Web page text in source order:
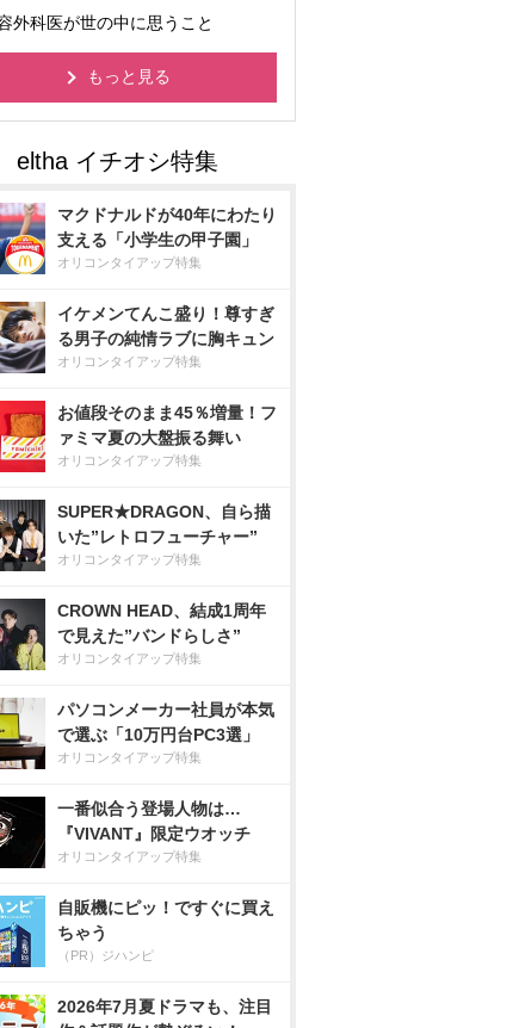
外科医が世の中に思うこと
もっと見る
マクドナルドが40年にわたり
支える「小学生の甲子園」
オリコンタイアップ特集
イケメンてんこ盛り！尊すぎ
る男子の純情ラブに胸キュン
オリコンタイアップ特集
お値段そのまま45％増量！フ
ァミマ夏の大盤振る舞い
オリコンタイアップ特集
SUPER★DRAGON、自ら描
いた”レトロフューチャー”
オリコンタイアップ特集
CROWN HEAD、結成1周年
で見えた”バンドらしさ”
オリコンタイアップ特集
パソコンメーカー社員が本気
で選ぶ「10万円台PC3選」
オリコンタイアップ特集
一番似合う登場人物は…
『VIVANT』限定ウオッチ
オリコンタイアップ特集
自販機にピッ！ですぐに買え
ちゃう
（PR）ジハンピ
2026年7月夏ドラマも、注目